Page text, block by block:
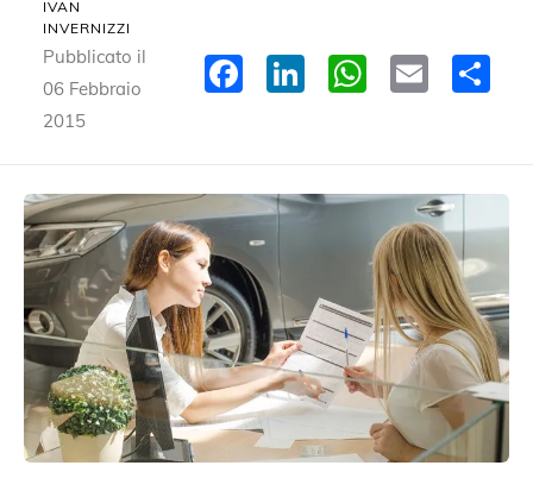
IVAN
INVERNIZZI
Pubblicato il
06 Febbraio
2015
Facebook
LinkedIn Email